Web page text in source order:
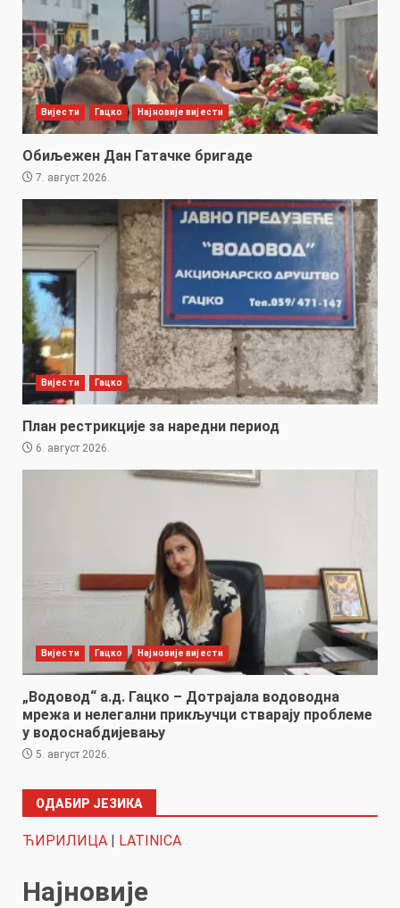
Вијести Гацко Најновије вијести
Обиљежен Дан Гатачке бригаде
7. август 2026.
Вијести Гацко
План рестрикције за наредни период
6. август 2026.
Вијести Гацко Најновије вијести
„Водовод“ а.д. Гацко – Дотрајала водоводна
мрежа и нелегални прикључци стварају проблеме
у водоснабдијевању
5. август 2026.
ОДАБИР ЈЕЗИКА
ЋИРИЛИЦА | LATINICA
Најновије